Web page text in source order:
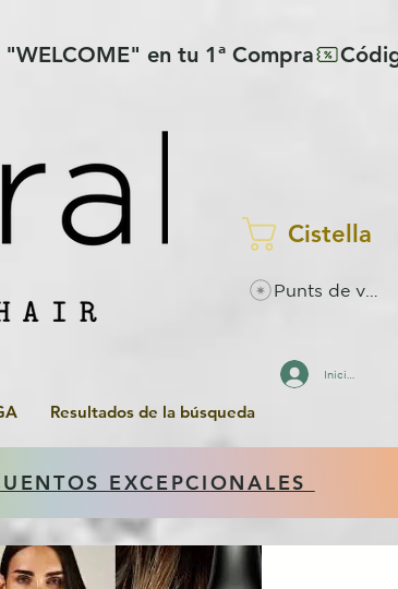
Cistella
Inicia la sessió
Resultados de la búsqueda
EXCEPCIONALES